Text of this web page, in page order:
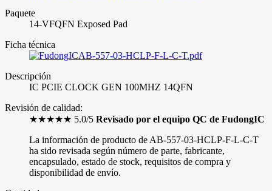
Paquete
14-VFQFN Exposed Pad
Ficha técnica
AB-557-03-HCLP-F-L-C-T.pdf
Descripción
IC PCIE CLOCK GEN 100MHZ 14QFN
Revisión de calidad:
★★★★★ 5.0/5 Revisado por el equipo QC de FudongIC
La información de producto de AB-557-03-HCLP-F-L-C-T
ha sido revisada según número de parte, fabricante,
encapsulado, estado de stock, requisitos de compra y
disponibilidad de envío.